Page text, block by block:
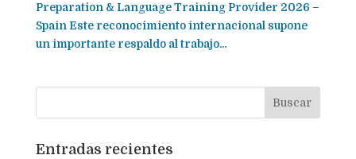
Preparation & Language Training Provider 2026 –
Spain Este reconocimiento internacional supone
un importante respaldo al trabajo...
Entradas recientes